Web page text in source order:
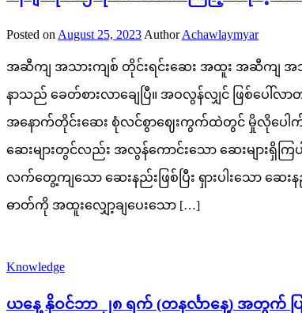
Posted on August 25, 2023 Author Achawlaymyar
အဆီကျ အသားကျစ် တိုင်းရင်းဆေး အထူး အဆီကျ အသာ
နာသည် ခေတ်စားလာချေပြီ။ အဝလွန်လျှင် ဖြစ်ပေါ်
အနောက်တိုင်းဆေး စုံလင်စွာဈေးကွက်ထဲတွင် မှိုလိုပေါက်လ
ဆေးများတွင်လည်း အလွန်ကောင်းသော ဆေးများရှိ
လက်တွေ့ကျသော ဆေးနည်းဖြစ်ပြီး ရှားပါးသော ဆေ
ဓာတ်ကို အထူးလျှော့ချပေးသော […]
Knowledge
ယနေ့ နိုဝင်ဘာ ၂၈ ရက် (တနင်္လာနေ့) အတွက် ပြင်ပ